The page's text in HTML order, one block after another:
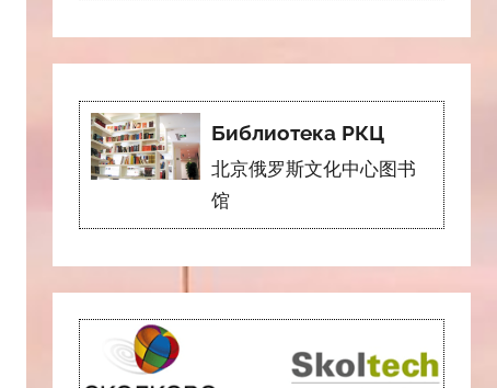
Библиотека РКЦ
北京俄罗斯文化中心图书
馆